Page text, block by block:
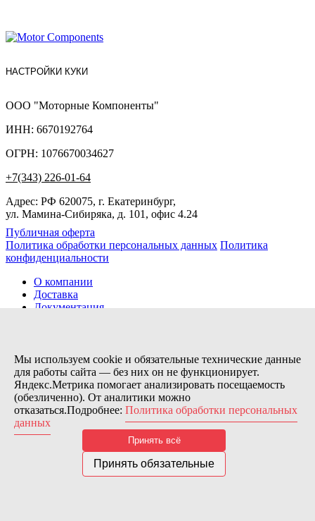
НАСТРОЙКИ КУКИ
ООО "Моторные Компоненты"
ИНН: 6670192764
ОГРН: 1076670034627
+7(343) 226-01-64
Адрес: РФ 620075, г. Екатеринбург,
ул. Мамина-Сибиряка, д. 101, офис 4.24
Публичная оферта
Политика обработки персональных данных Политика
конфиденциальности
О компании
Доставка
Документация
Контакты
Заказов сегодня / Всего
11115
Нас можно найти тут:
© 2026 Motor Components. Все права защищены
Дизайн и разработка сайта
Nice’
В связи с возникшими затруднениями с поставками из-за
Мы используем cookie и обязательные технические данные
для работы сайта — без них он не функционирует.
Яндекс.Метрика помогает анализировать посещаемость
(обезличенно). От аналитики можно
отказаться.Подробнее: Политика обработки персональных
данных
Принять всё
Принять обязательные